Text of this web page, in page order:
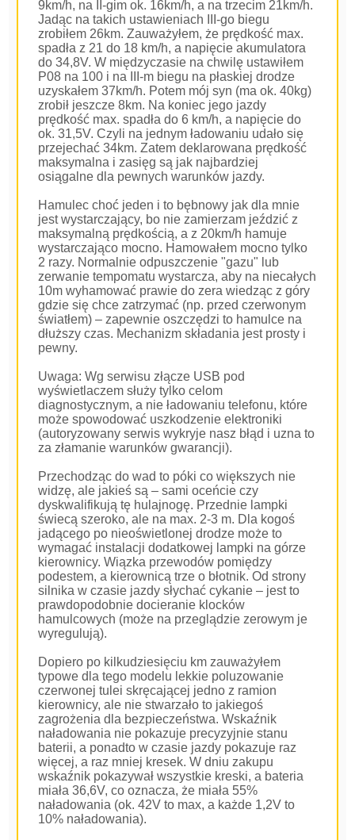
9km/h, na II-gim ok. 16km/h, a na trzecim 21km/h.
Jadąc na takich ustawieniach III-go biegu
zrobiłem 26km. Zauważyłem, że prędkość max.
spadła z 21 do 18 km/h, a napięcie akumulatora
do 34,8V. W międzyczasie na chwilę ustawiłem
P08 na 100 i na III-m biegu na płaskiej drodze
uzyskałem 37km/h. Potem mój syn (ma ok. 40kg)
zrobił jeszcze 8km. Na koniec jego jazdy
prędkość max. spadła do 6 km/h, a napięcie do
ok. 31,5V. Czyli na jednym ładowaniu udało się
przejechać 34km. Zatem deklarowana prędkość
maksymalna i zasięg są jak najbardziej
osiągalne dla pewnych warunków jazdy.
Hamulec choć jeden i to bębnowy jak dla mnie
jest wystarczający, bo nie zamierzam jeździć z
maksymalną prędkością, a z 20km/h hamuje
wystarczająco mocno. Hamowałem mocno tylko
2 razy. Normalnie odpuszczenie "gazu" lub
zerwanie tempomatu wystarcza, aby na niecałych
10m wyhamować prawie do zera wiedząc z góry
gdzie się chce zatrzymać (np. przed czerwonym
światłem) – zapewnie oszczędzi to hamulce na
dłuższy czas. Mechanizm składania jest prosty i
pewny.
Uwaga: Wg serwisu złącze USB pod
wyświetlaczem służy tylko celom
diagnostycznym, a nie ładowaniu telefonu, które
może spowodować uszkodzenie elektroniki
(autoryzowany serwis wykryje nasz błąd i uzna to
za złamanie warunków gwarancji).
Przechodząc do wad to póki co większych nie
widzę, ale jakieś są – sami oceńcie czy
dyskwalifikują tę hulajnogę. Przednie lampki
świecą szeroko, ale na max. 2-3 m. Dla kogoś
jadącego po nieoświetlonej drodze może to
wymagać instalacji dodatkowej lampki na górze
kierownicy. Wiązka przewodów pomiędzy
podestem, a kierownicą trze o błotnik. Od strony
silnika w czasie jazdy słychać cykanie – jest to
prawdopodobnie docieranie klocków
hamulcowych (może na przeglądzie zerowym je
wyregulują).
Dopiero po kilkudziesięciu km zauważyłem
typowe dla tego modelu lekkie poluzowanie
czerwonej tulei skręcającej jedno z ramion
kierownicy, ale nie stwarzało to jakiegoś
zagrożenia dla bezpieczeństwa. Wskaźnik
naładowania nie pokazuje precyzyjnie stanu
baterii, a ponadto w czasie jazdy pokazuje raz
więcej, a raz mniej kresek. W dniu zakupu
wskaźnik pokazywał wszystkie kreski, a bateria
miała 36,6V, co oznacza, że miała 55%
naładowania (ok. 42V to max, a każde 1,2V to
10% naładowania).